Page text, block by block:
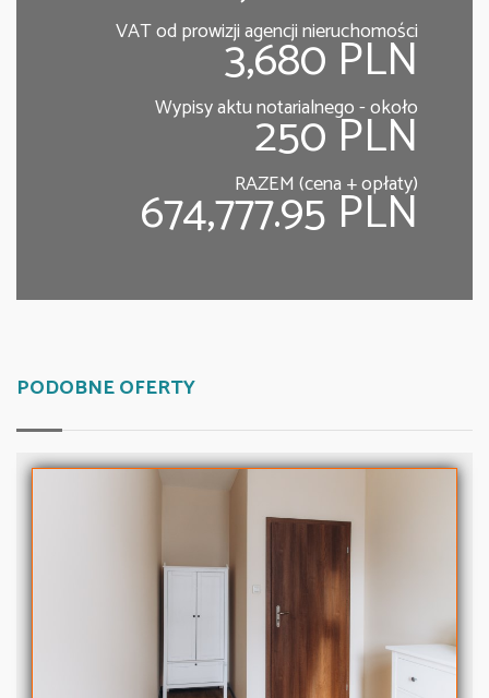
VAT od prowizji agencji nieruchomości
3,680 PLN
Wypisy aktu notarialnego - około
250 PLN
RAZEM (cena + opłaty)
674,777.95 PLN
PODOBNE OFERTY